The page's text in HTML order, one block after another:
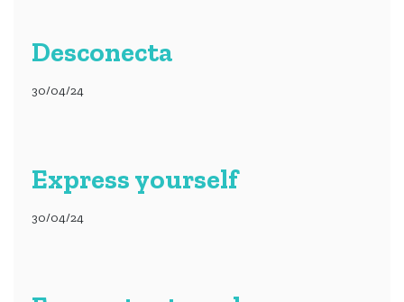
Desconecta
30/04/24
Express yourself
30/04/24